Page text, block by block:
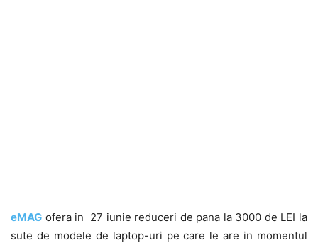
eMAG ofera in 27 iunie reduceri de pana la 3000 de LEI la
sute de modele de laptop-uri pe care le are in momentul